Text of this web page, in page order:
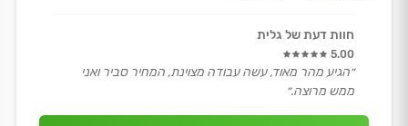
חוות דעת של גלית
5.00
״הגיע מהר מאוד, עשה עבודה מצוינת, המחיר סביר ואני
ממש מרוצה.״